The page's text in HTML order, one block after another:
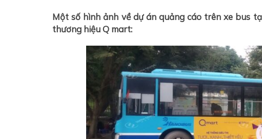
Một số hình ảnh về dự án quảng cáo trên xe bus
thương hiệu Q mart: